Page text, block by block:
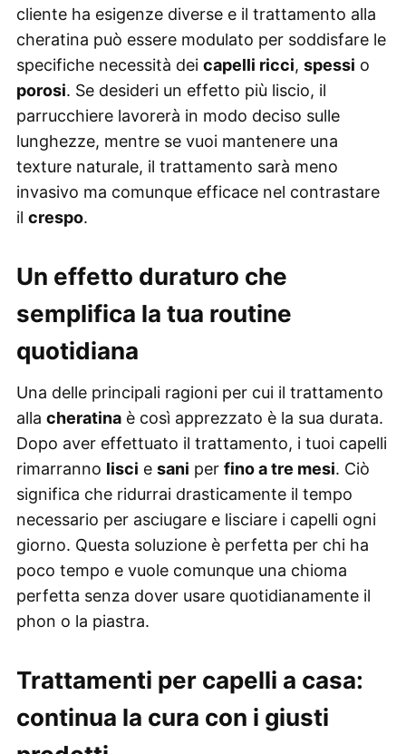
cliente ha esigenze diverse e il trattamento alla
cheratina può essere modulato per soddisfare le
specifiche necessità dei capelli ricci, spessi o
porosi. Se desideri un effetto più liscio, il
parrucchiere lavorerà in modo deciso sulle
lunghezze, mentre se vuoi mantenere una
texture naturale, il trattamento sarà meno
invasivo ma comunque efficace nel contrastare
il crespo.
Un effetto duraturo che
semplifica la tua routine
quotidiana
Una delle principali ragioni per cui il trattamento
alla cheratinaè così apprezzato è la sua durata.
Dopo aver effettuato il trattamento, i tuoi capelli
rimarranno lisci e sani per fino a tre mesi. Ciò
significa che ridurrai drasticamente il tempo
necessario per asciugare e lisciare i capelli ogni
giorno. Questa soluzione è perfetta per chi ha
poco tempo e vuole comunque una chioma
perfetta senza dover usare quotidianamente il
phon o la piastra.
Trattamenti per capelli a casa:
continua la cura con i giusti